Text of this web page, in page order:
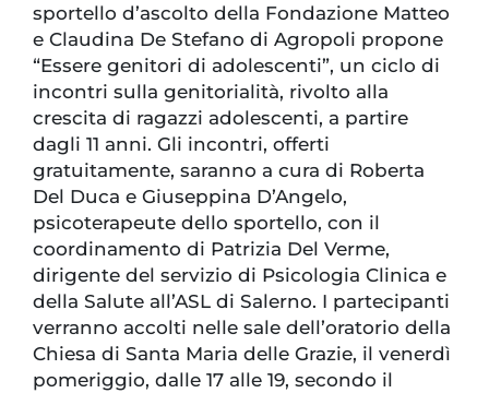
sportello d’ascolto della Fondazione Matteo
e Claudina De Stefano di Agropoli propone
“Essere genitori di adolescenti”, un ciclo di
incontri sulla genitorialità, rivolto alla
crescita di ragazzi adolescenti, a partire
dagli 11 anni. Gli incontri, offerti
gratuitamente, saranno a cura di Roberta
Del Duca e Giuseppina D’Angelo,
psicoterapeute dello sportello, con il
coordinamento di Patrizia Del Verme,
dirigente del servizio di Psicologia Clinica e
della Salute all’ASL di Salerno. I partecipanti
verranno accolti nelle sale dell’oratorio della
Chiesa di Santa Maria delle Grazie, il venerdì
pomeriggio, dalle 17 alle 19, secondo il